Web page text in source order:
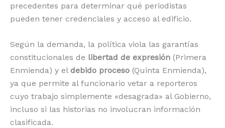
precedentes para determinar qué periodistas
pueden tener credenciales y acceso al edificio.
Según la demanda, la política viola las garantías
constitucionales de libertad de expresión (Primera
Enmienda) y el debido proceso (Quinta Enmienda),
ya que permite al funcionario vetar a reporteros
cuyo trabajo simplemente «desagrada» al Gobierno,
incluso si las historias no involucran información
clasificada.